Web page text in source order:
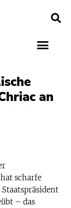
an
scharfe
– das